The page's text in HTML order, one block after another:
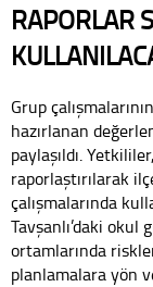
RAPORLAR
Grup
hazırlanan
paylaşıldı.
raporlaştırılarak
çalışmalarında
Tavşanlı’daki
ortamlarında
planlamalara yön